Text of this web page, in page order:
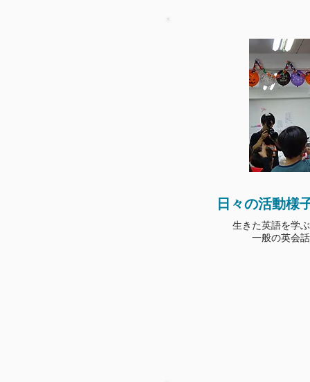
日々の活動様
生きた英語を学
一般の英会